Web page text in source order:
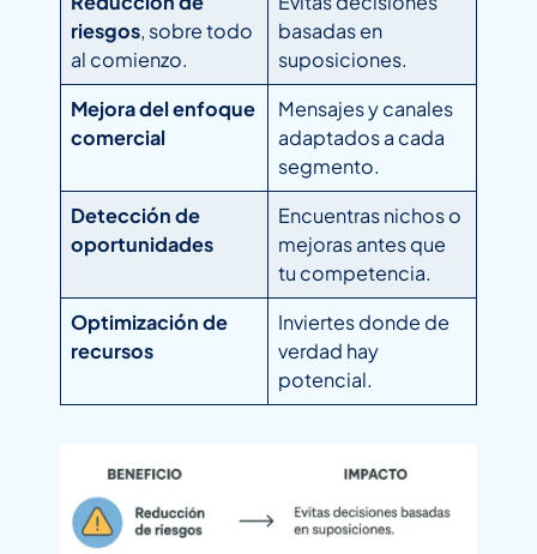
riesgos, sobre todo
al comienzo.
basadas en
suposiciones.
Mejora del enfoque
comercial
Mensajes y canales
adaptados a cada
segmento.
Detección de
oportunidades
Encuentras nichos o
mejoras antes que
tu competencia.
Optimización de
recursos
Inviertes donde de
verdad hay
potencial.